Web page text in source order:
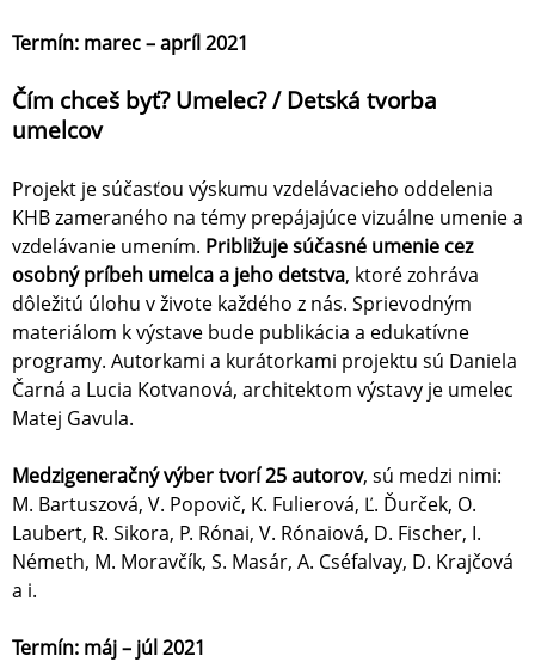
Termín: marec – apríl 2021
Čím chceš byť? Umelec? / Detská tvorba
umelcov
Projekt je súčasťou výskumu vzdelávacieho oddelenia
KHB zameraného na témy prepájajúce vizuálne umenie a
vzdelávanie umením. Približuje súčasné umenie cez
osobný príbeh umelca a jeho detstva, ktoré zohráva
dôležitú úlohu v živote každého z nás. Sprievodným
materiálom k výstave bude publikácia a edukatívne
programy. Autorkami a kurátorkami projektu sú Daniela
Čarná a Lucia Kotvanová, architektom výstavy je umelec
Matej Gavula.
Medzigeneračný výber tvorí 25 autorov, sú medzi nimi:
M. Bartuszová, V. Popovič, K. Fulierová, Ľ. Ďurček, O.
Laubert, R. Sikora, P. Rónai, V. Rónaiová, D. Fischer, I.
Németh, M. Moravčík, S. Masár, A. Cséfalvay, D. Krajčová
a i.
Termín: máj – júl 2021